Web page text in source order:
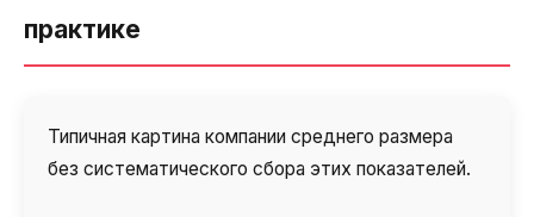
практике
Типичная картина компании среднего размера
без систематического сбора этих показателей.